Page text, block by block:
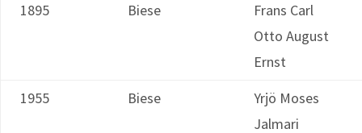
1895 Biese
Frans Carl
Otto August
Ernst
1955
Biese
Yrjö Moses
Jalmari